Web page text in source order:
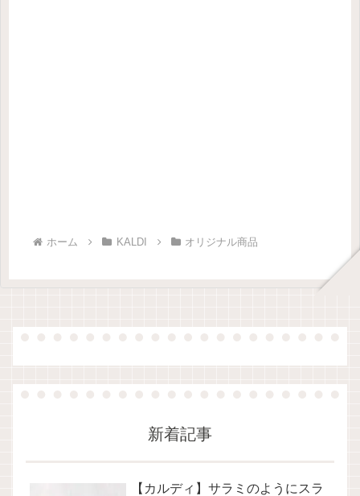
ホーム KALDI オリジナル商品
新着記事
【カルディ】サラミのようにスラ